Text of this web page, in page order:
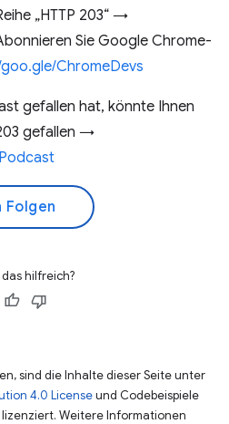
„HTTP 203“ →
Sie Google Chrome-
ChromeDevs
gefallen hat, könnte Ihnen
gefallen →
Folgen
hilfreich?
sind die Inhalte dieser Seite unter
4.0 Licenseund Codebeispiele
lizenziert. Weitere Informationen